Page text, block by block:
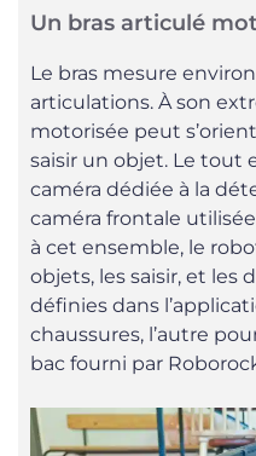
Un bras articulé
Le bras mesure
articulations. À son
motorisée peut
saisir un objet. Le tout
caméra dédiée à la
caméra frontale
à cet ensemble, le
objets, les saisir, et les
définies dans
chaussures, l’autre
bac fourni par